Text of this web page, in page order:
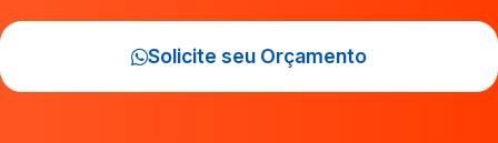
Solicite seu Orçamento